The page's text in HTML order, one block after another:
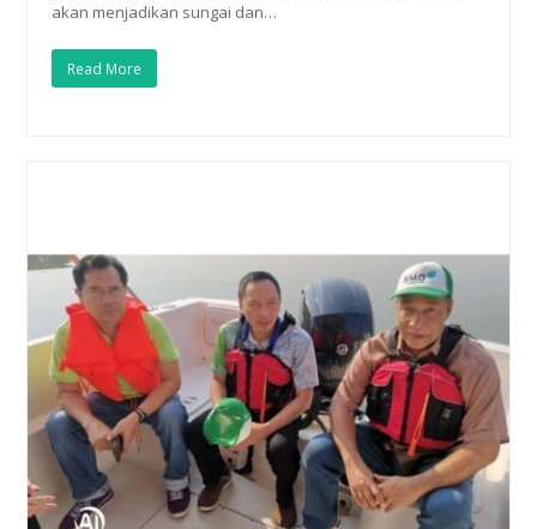
akan menjadikan sungai dan…
Read More